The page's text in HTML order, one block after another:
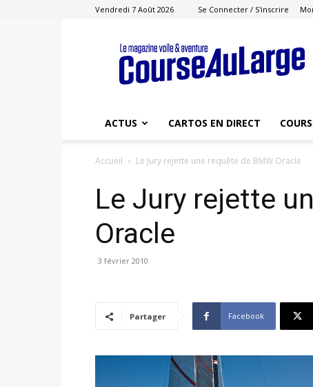
Vendredi 7 Août 2026 Se Connecter / S'inscrire
Course
au
Large
ACTUS CARTOS EN DIRECT
Accueil Le Jury rejette une requête de BMW Oracle
Le Jury rejette
Oracle
3 février 2010
Partager Facebook